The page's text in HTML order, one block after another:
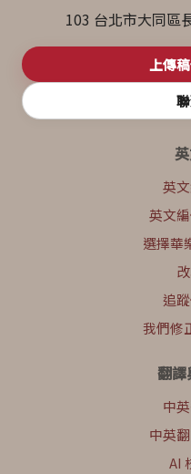
103 台北市大同區
上傳
英
英文
選擇華
追
我們修
翻譯
中
中英
AI